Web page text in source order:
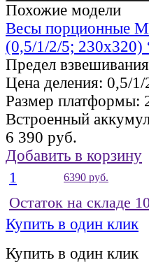
Похожие модели
Весы
(0,5/1/2/5; 230х320)
Предел
Цена деления: 0,5/1/
Размер платформы:
Встроенный
6 390 руб.
Добавить в корзину
1
6390 руб.
Остаток на складе
Купить в один клик
Купить в один клик